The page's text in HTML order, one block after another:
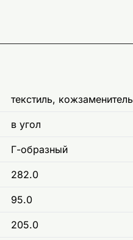
текстиль, кожзаменитель
в угол
Г-образный
282.0
95.0
205.0